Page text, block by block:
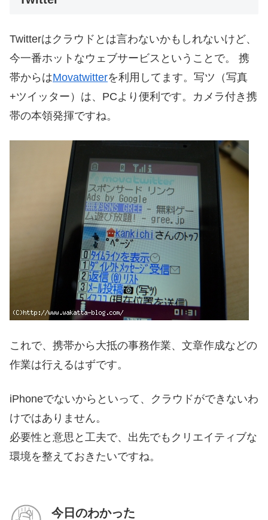
Twitterはクラウドとは言わないかもしれないけど、
今一番ホットなウェブサービスということで。 携
帯からはMovatwitterを利用してます。写ツ（写真
+ツイッター）は、PCより便利です。カメラ付き携
帯の本領発揮ですね。
これで、携帯から大抵の事務作業、文章作成などの
作業は行えるはずです。
iPhoneでないからといって、クラウドができないわ
けではありません。
必要性と意思と工夫で、出先でもクリエイティブな
環境を整えておきたいですね。
今日のわかった